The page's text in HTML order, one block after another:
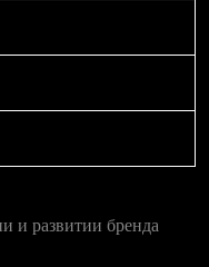
и развитии бренда